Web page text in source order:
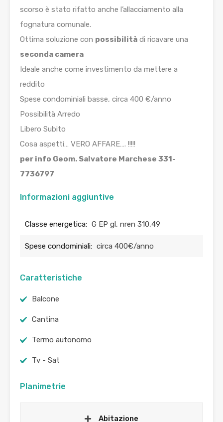
scorso è stato rifatto anche l’allacciamento alla
fognatura comunale.
Ottima soluzione con possibilità di ricavare una
seconda camera
Ideale anche come investimento da mettere a
reddito
Spese condominiali basse, circa 400 €/anno
Possibilità Arredo
Libero Subito
Cosa aspetti… VERO AFFARE…. !!!!!
per info Geom. Salvatore Marchese 331-
7736797
Informazioni aggiuntive
Classe energetica: G EP gl, nren 310,49
Spese condominiali: circa 400€/anno
Caratteristiche
Balcone
Cantina
Termo autonomo
Tv - Sat
Planimetrie
Abitazione